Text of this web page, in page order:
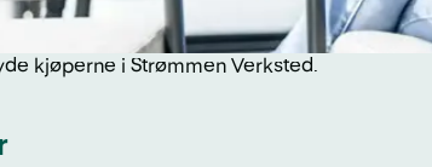
kjøperne i Strømmen Verksted.